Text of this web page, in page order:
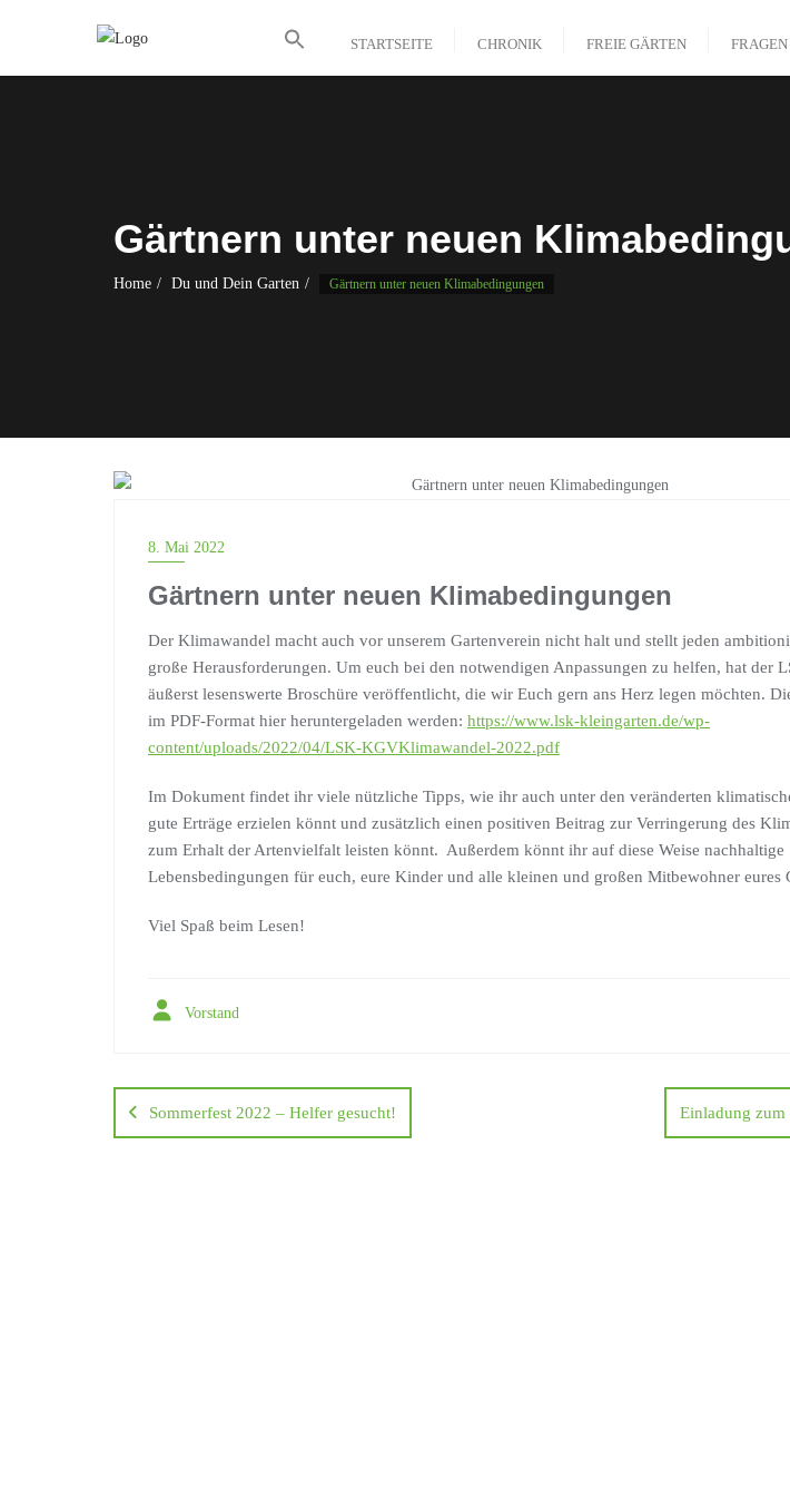
STARTSEITE CHRONIK FREIE GÄRTEN
Gärtnern unter neuen
Home Du und Dein Garten Gärtnern unter neuen Klimabedingungen
8. Mai 2022
Gärtnern unter neuen Klimabedingungen
Der Klimawandel macht auch vor unserem Gartenverein nicht halt und stellt jeden
große Herausforderungen. Um euch bei den notwendigen Anpassungen zu helfen, hat der
äußerst lesenswerte Broschüre veröffentlicht, die wir Euch gern ans Herz legen möchten.
im PDF-Format hier heruntergeladen werden: https://www.lsk-kleingarten.de/wp-
content/uploads/2022/04/LSK-KGVKlimawandel-2022.pdf
Im Dokument findet ihr viele nützliche Tipps, wie ihr auch unter den veränderten
gute Erträge erzielen könnt und zusätzlich einen positiven Beitrag zur Verringerung des
zum Erhalt der Artenvielfalt leisten könnt. Außerdem könnt ihr auf diese Weise nachhaltige
Lebensbedingungen für euch, eure Kinder und alle kleinen und großen Mitbewohner eures
Viel Spaß beim Lesen!
Vorstand
Sommerfest 2022 – Helfer gesucht! Einladung zum